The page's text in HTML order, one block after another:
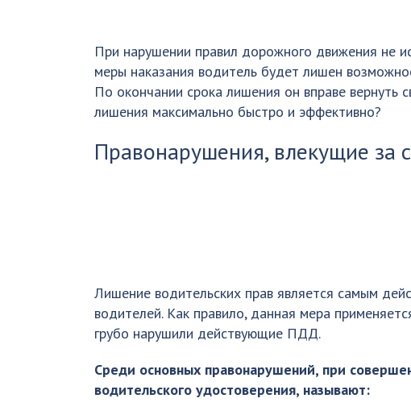
При нарушении правил дорожного движения не
меры наказания водитель будет лишен
По окончании срока лишения он вправе вернуть
лишения максимально быстро и эффективно?
Правонарушения, влекущие за
Лишение водительских прав является самым
водителей. Как правило, данная мера
грубо нарушили действующие ПДД.
Среди основных правонарушений, при
водительского удостоверения, называют: